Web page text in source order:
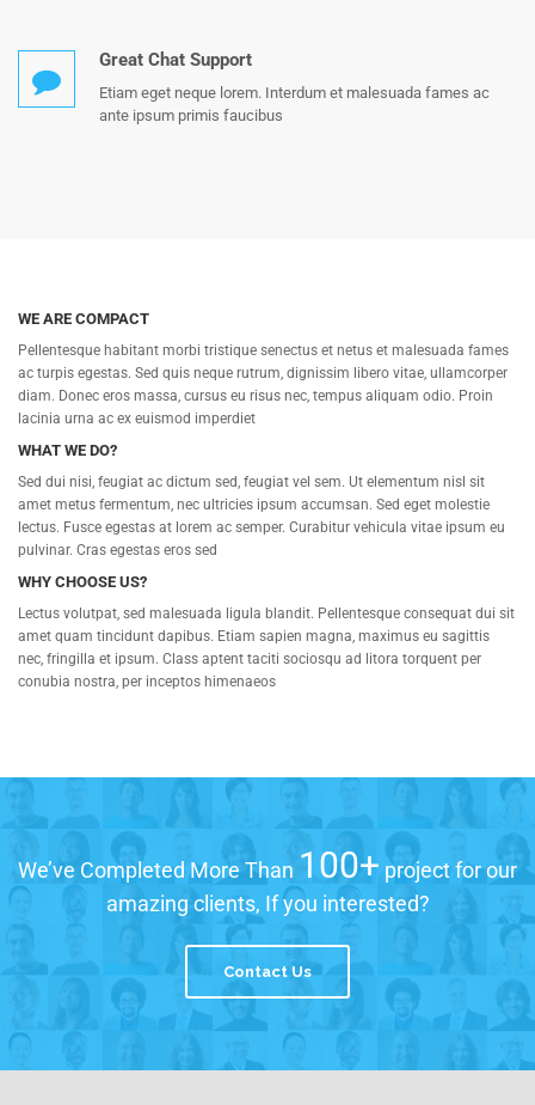
Great Chat Support
Etiam eget neque lorem. Interdum et malesuada fames ac
ante ipsum primis faucibus
WE ARE COMPACT
Pellentesque habitant morbi tristique senectus et netus et malesuada fames
ac turpis egestas. Sed quis neque rutrum, dignissim libero vitae, ullamcorper
diam. Donec eros massa, cursus eu risus nec, tempus aliquam odio. Proin
lacinia urna ac ex euismod imperdiet
WHAT WE DO?
Sed dui nisi, feugiat ac dictum sed, feugiat vel sem. Ut elementum nisl sit
amet metus fermentum, nec ultricies ipsum accumsan. Sed eget molestie
lectus. Fusce egestas at lorem ac semper. Curabitur vehicula vitae ipsum eu
pulvinar. Cras egestas eros sed
WHY CHOOSE US?
Lectus volutpat, sed malesuada ligula blandit. Pellentesque consequat dui sit
amet quam tincidunt dapibus. Etiam sapien magna, maximus eu sagittis
nec, fringilla et ipsum. Class aptent taciti sociosqu ad litora torquent per
conubia nostra, per inceptos himenaeos
We’ve Completed More Than 100+ project for our
amazing clients, If you interested?
Contact Us